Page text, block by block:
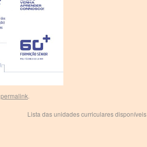
permalink.
Lista das unidades curriculares disponíveis